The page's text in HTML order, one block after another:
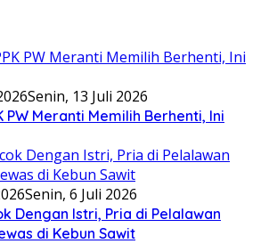
Senin, 13 Juli 2026
PW Meranti Memilih Berhenti, Ini
Senin, 6 Juli 2026
Dengan Istri, Pria di Pelalawan
di Kebun Sawit